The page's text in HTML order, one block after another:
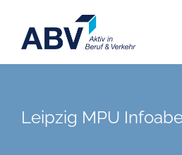
springen
Leipzig MPU